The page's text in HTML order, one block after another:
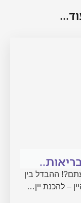
ההבדל בין
– להכנת יין…